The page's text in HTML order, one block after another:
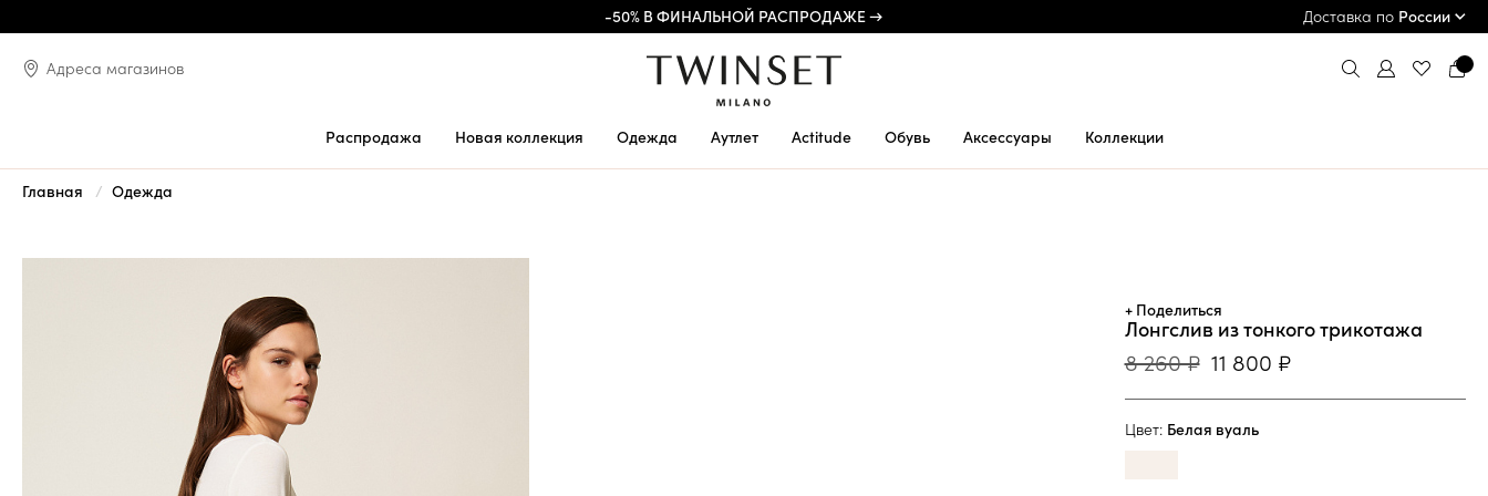
-50% В ФИНАЛЬНОЙ РАСПРОДАЖЕ → ПРИМЕРКА И ОПЛАТА ПРИ ПОЛУЧЕНИИ*
Доставка по России
Адреса магазинов
Распродажа Новая коллекция Одежда Аутлет Actitude Обувь Аксессуары Коллекции
Главная Одежда
+ Поделиться
Лонгслив из тонкого трикотажа
8 260 ₽ 11 800 ₽
Цвет: Белая вуаль